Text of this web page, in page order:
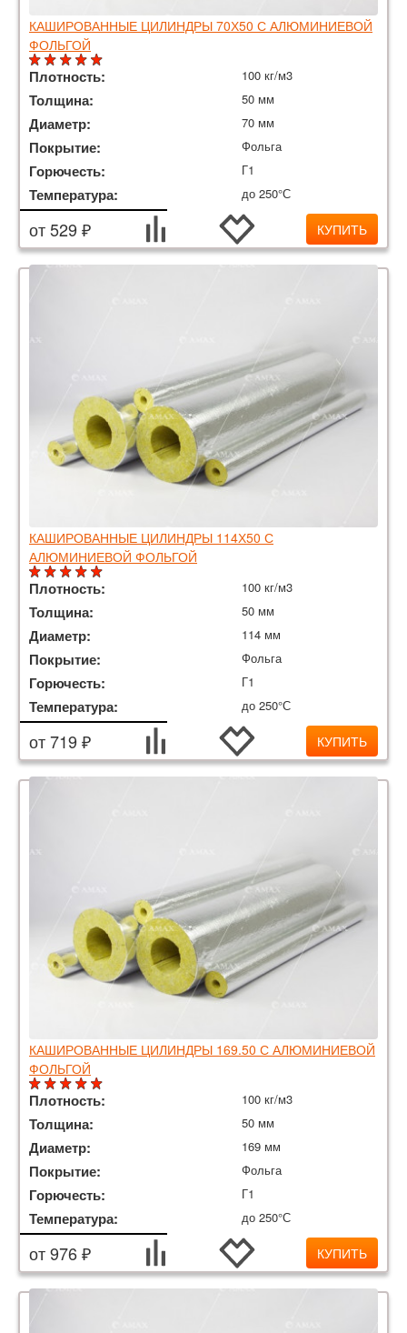
КАШИРОВАННЫЕ ЦИЛИНДРЫ 70Х50 С АЛЮМИНИЕВОЙ
ФОЛЬГОЙ
Плотность: 100 кг/м3
Толщина: 50 мм
Диаметр: 70 мм
Покрытие: Фольга
Горючесть: Г1
Температура: до 250°С
от 529 ₽ КУПИТЬ
КАШИРОВАННЫЕ ЦИЛИНДРЫ 114Х50 С
АЛЮМИНИЕВОЙ ФОЛЬГОЙ
Плотность: 100 кг/м3
Толщина: 50 мм
Диаметр: 114 мм
Покрытие: Фольга
Горючесть: Г1
Температура: до 250°С
от 719 ₽ КУПИТЬ
КАШИРОВАННЫЕ ЦИЛИНДРЫ 169.50 С АЛЮМИНИЕВОЙ
ФОЛЬГОЙ
Плотность: 100 кг/м3
Толщина: 50 мм
Диаметр: 169 мм
Покрытие: Фольга
Горючесть: Г1
Температура: до 250°С
от 976 ₽ КУПИТЬ